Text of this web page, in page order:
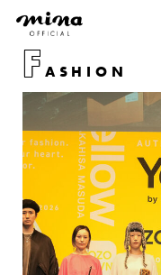
F ASHION